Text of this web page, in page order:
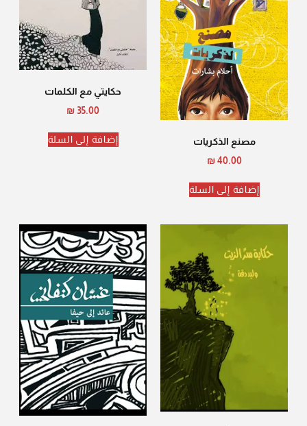
مصنع الذكريات
₪40.00
إضافة إلى السلة
حكايتي مع الكلمات
₪35.00
إضافة إلى السلة